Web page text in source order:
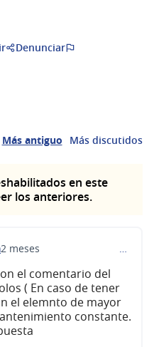
Denunciar
Más antiguo Más discutidos
en este
los anteriores.
2 meses
el comentario del
( En caso de tener
el elemnto de mayor
constante.